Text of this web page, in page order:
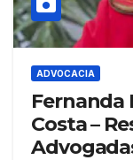
ADVOCACIA
Fernanda
Costa –